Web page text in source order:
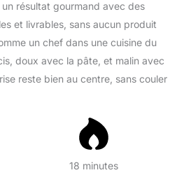
résultat gourmand avec des
et livrables, sans aucun produit
un chef dans une cuisine du
doux avec la pâte, et malin avec
reste bien au centre, sans couler
18 minutes